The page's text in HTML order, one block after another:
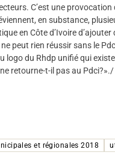
C’est une
en substance,
en Côte d’Ivoire
peut rien réussir sans le
logo du Rhdp unifié qui
retourne-t-il pas au Pdci?»./
et régionales 2018